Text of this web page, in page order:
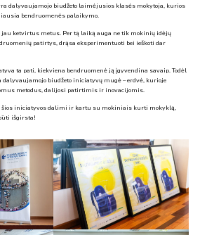
dalyvaujamojo biudžeto laimėjusios klasės mokytoja, kurios
bendruomenės palaikymo.
ketvirtus metus. Per tą laiką auga ne tik mokinių idėjų
patirtys, drąsa eksperimentuoti bei ieškoti dar
ta pati, kiekviena bendruomenė ją įgyvendina savaip. Todėl
biudžeto iniciatyvų mugė – erdvė, kurioje
metodus, dalijosi patirtimis ir inovacijomis.
šios iniciatyvos dalimi ir kartu su mokiniais kurti mokyklą,
išgirsta!